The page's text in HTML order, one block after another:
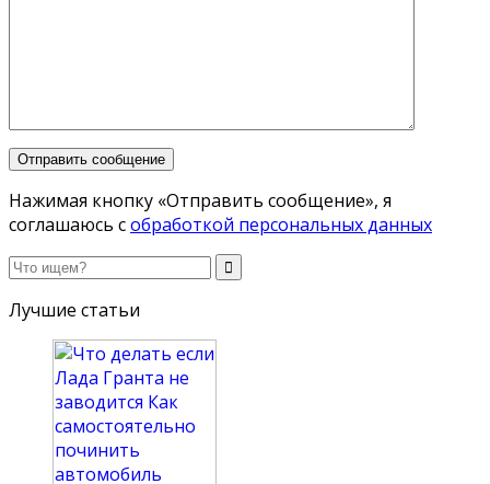
Нажимая кнопку «Отправить сообщение», я
соглашаюсь собработкой персональных данных
Лучшие статьи